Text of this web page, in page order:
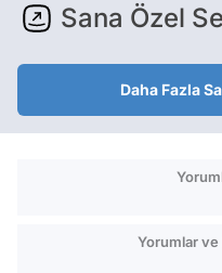
Sana Özel
Daha Fazla
Yorumlar ve